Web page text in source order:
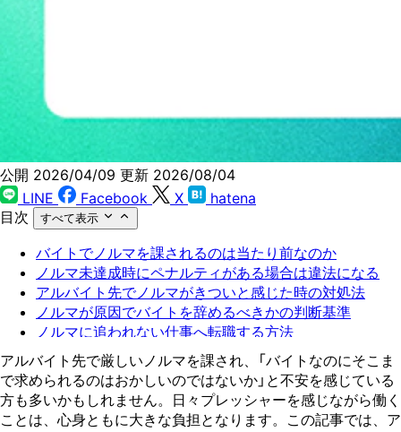
公開 2026/04/09 更新 2026/08/04
LINE
Facebook X
hatena
目次
すべて表示
バイトでノルマを課されるのは当たり前なのか
ノルマ未達成時にペナルティがある場合は違法になる
アルバイト先でノルマがきついと感じた時の対処法
ノルマが原因でバイトを辞めるべきかの判断基準
ノルマに追われない仕事へ転職する方法
アルバイト先で厳しいノルマを課され、「バイトなのにそこま
で求められるのはおかしいのではないか」と不安を感じている
方も多いかもしれません。日々プレッシャーを感じながら働く
ことは、心身ともに大きな負担となります。この記事では、ア